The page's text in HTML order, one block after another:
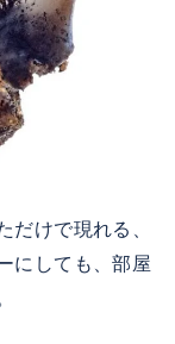
だけで現れる、
にしても、部屋